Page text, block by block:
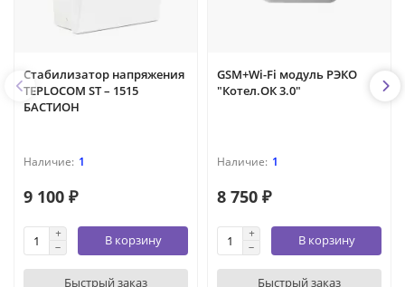
Стабилизатор напряжения
TEPLOCOM ST – 1515
БАСТИОН
1
9 100 ₽
В корзину
Быстрый заказ
GSM+Wi-Fi модуль РЭКО
"Котел.ОК 3.0"
1
8 750 ₽
В корзину
Быстрый заказ